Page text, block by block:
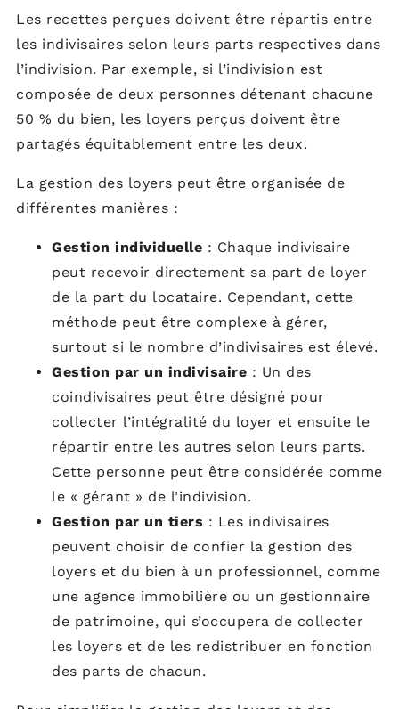
Les recettes perçues doivent être répartis entre
les indivisaires selon leurs parts respectives dans
l’indivision. Par exemple, si l’indivision est
composée de deux personnes détenant chacune
50 % du bien, les loyers perçus doivent être
partagés équitablement entre les deux.
La gestion des loyers peut être organisée de
différentes manières :
Gestion individuelle : Chaque indivisaire
peut recevoir directement sa part de loyer
de la part du locataire. Cependant, cette
méthode peut être complexe à gérer,
surtout si le nombre d’indivisaires est élevé.
Gestion par un indivisaire : Un des
coindivisaires peut être désigné pour
collecter l’intégralité du loyer et ensuite le
répartir entre les autres selon leurs parts.
Cette personne peut être considérée comme
le « gérant » de l’indivision.
Gestion par un tiers : Les indivisaires
peuvent choisir de confier la gestion des
loyers et du bien à un professionnel, comme
une agence immobilière ou un gestionnaire
de patrimoine, qui s’occupera de collecter
les loyers et de les redistribuer en fonction
des parts de chacun.